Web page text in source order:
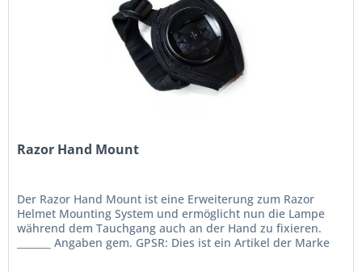
Razor Hand Mount
Der Razor Hand Mount ist eine Erweiterung zum Razor
Helmet Mounting System und ermöglicht nun die Lampe
während dem Tauchgang auch an der Hand zu fixieren.
_______ Angaben gem. GPSR: Dies ist ein Artikel der Marke